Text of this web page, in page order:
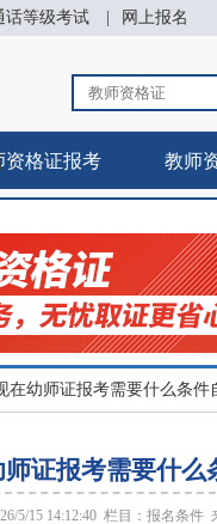
话等级考试 网上报名
资格证报考 教师
在幼师证报考需要什么条件
证报考需要什么
5/15 14:12:40 栏目： 报名条件